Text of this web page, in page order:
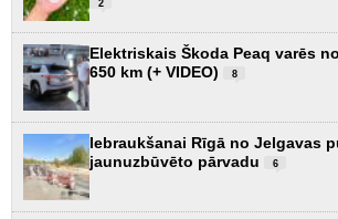
2
Elektriskais Škoda Peaq varēs
650 km (+ VIDEO)
8
Iebraukšanai Rīgā no Jelgavas
jaunuzbūvēto pārvadu
6